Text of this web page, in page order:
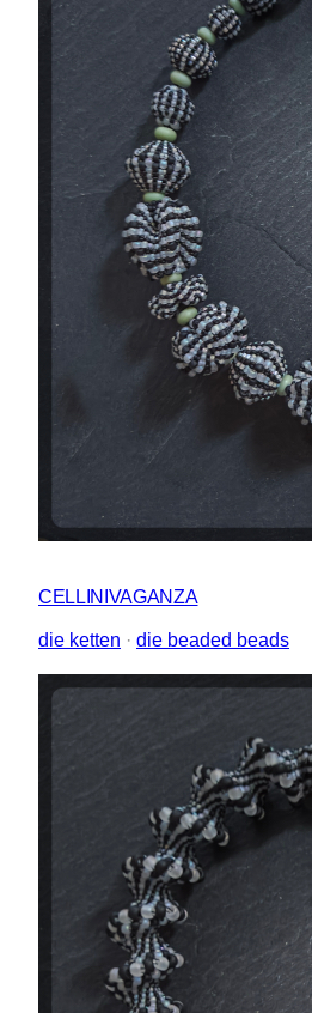
CELLINIVAGANZA
die ketten · die beaded beads